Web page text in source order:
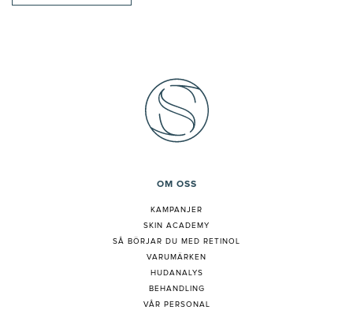
OM OSS
KAMPANJER
SKIN ACADEMY
SÅ BÖRJAR DU MED RETINOL
VARUMÄRKEN
HUDANALYS
BEHANDLING
VÅR PERSONAL